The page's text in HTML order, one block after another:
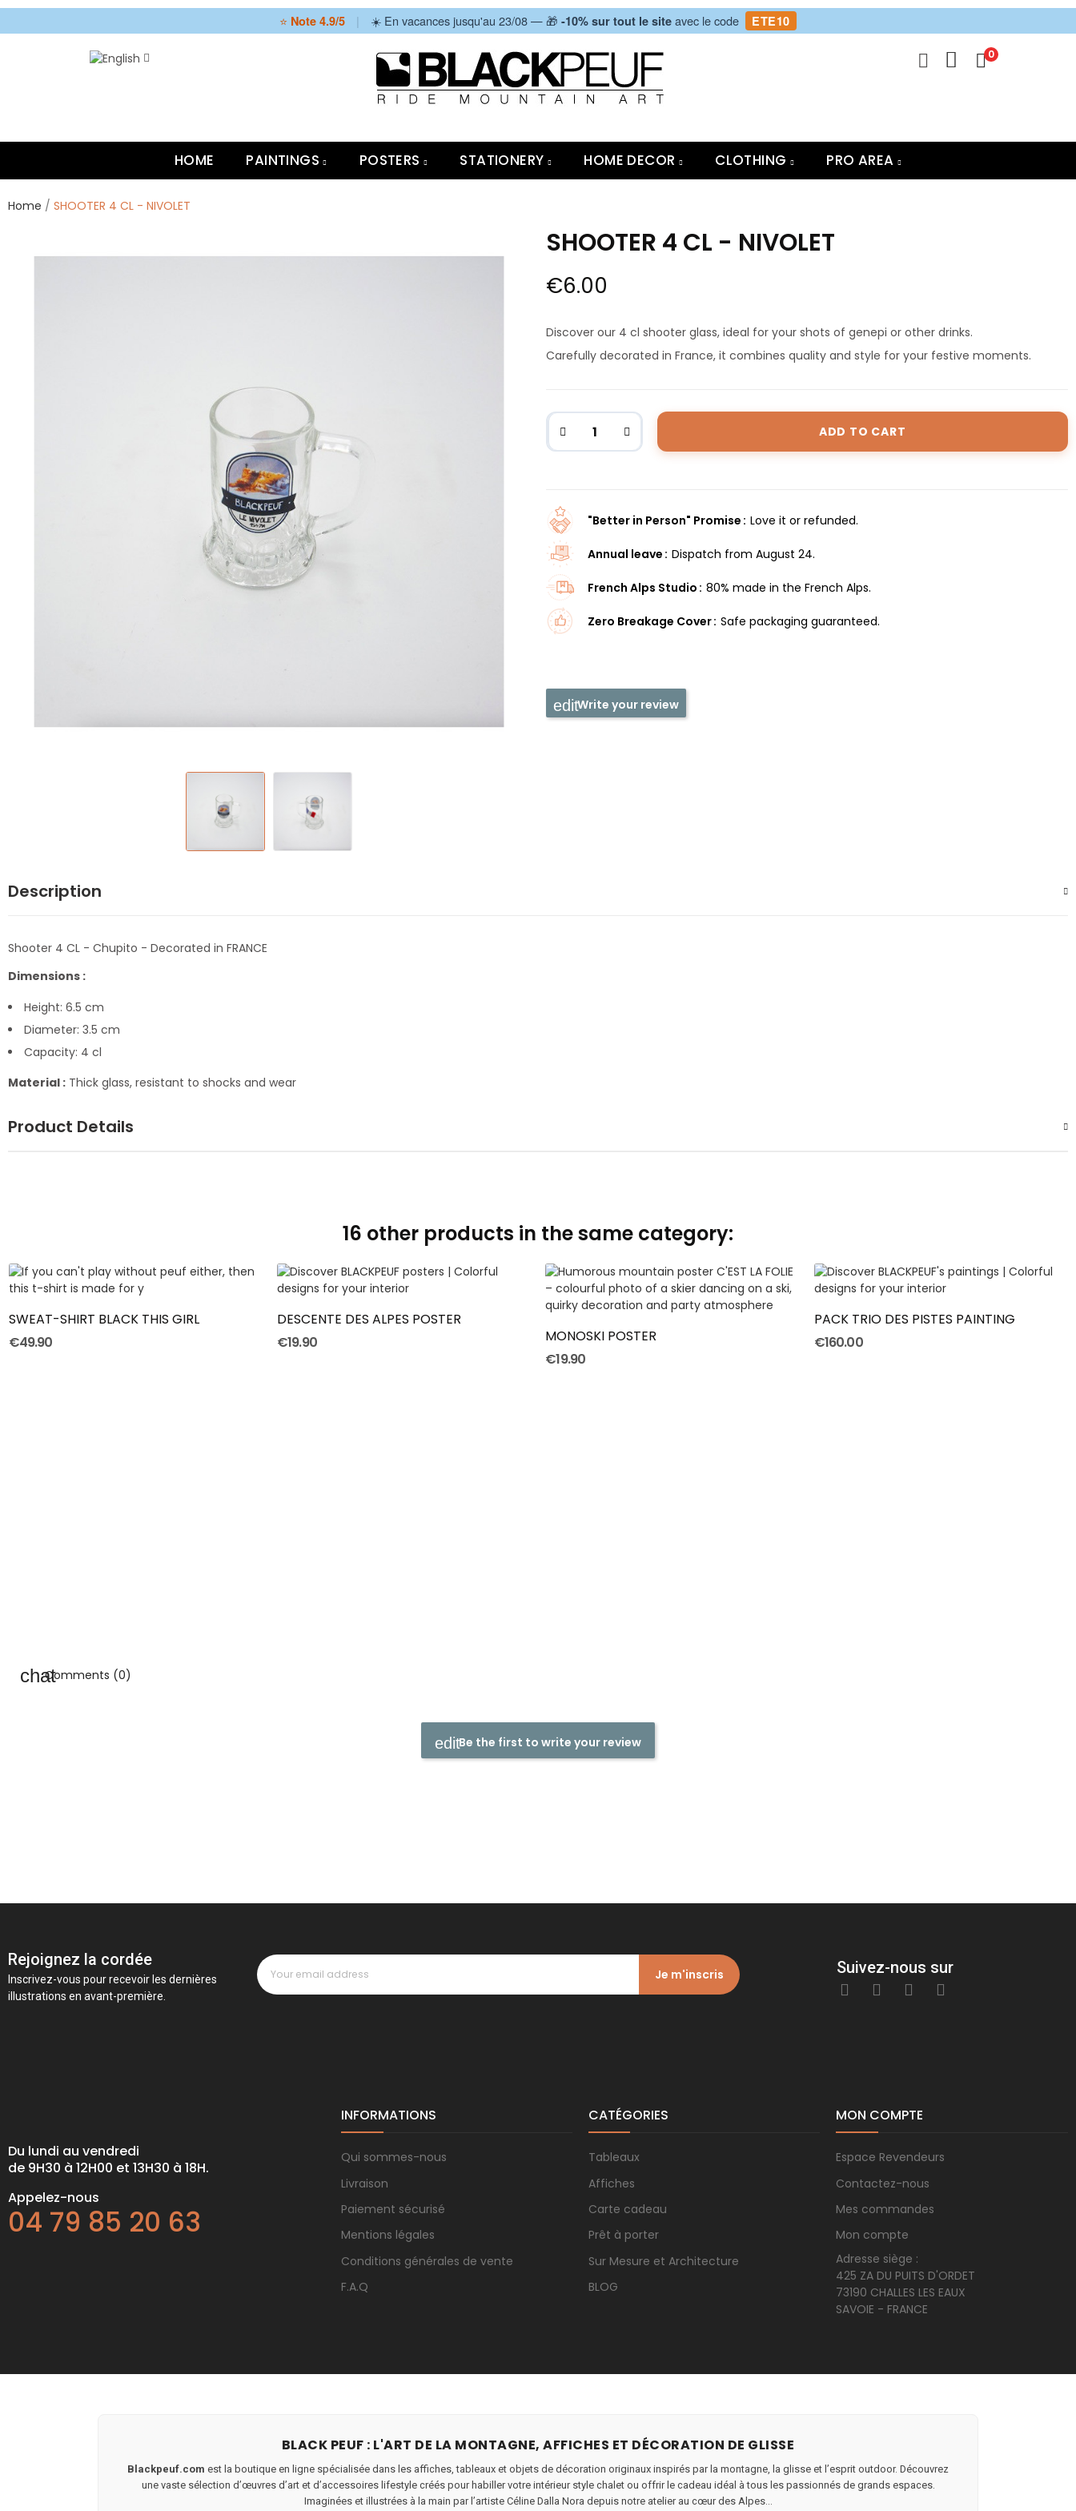
⭐ Note 4.9/5 | ☀️ En vacances jusqu'au 23/08 — 🎁-10% sur tout le site avec le code ETE10
0
HOME PAINTINGS POSTERS STATIONERY HOME DECOR CLOTHING PRO AREA
Home SHOOTER 4 CL - NIVOLET
SHOOTER 4 CL - NIVOLET
€6.00
Discover our 4 cl shooter glass, ideal for your shots of genepi or other drinks.
Carefully decorated in France, it combines quality and style for your festive moments.
ADD TO CART
"Better in Person" Promise Love it or refunded.
Annual leave Dispatch from August 24.
French Alps Studio 80% made in the French Alps.
Zero Breakage Cover Safe packaging guaranteed.
Write your review
Description
Shooter 4 CL - Chupito - Decorated in FRANCE
Dimensions :
Height: 6.5 cm
Diameter: 3.5 cm
Capacity: 4 cl
Material : Thick glass, resistant to shocks and wear
Product Details
16 other products in the same category:
SWEAT-SHIRT BLACK THIS GIRL
€49.90
DESCENTE DES ALPES POSTER
€19.90
ADD TO CART
MONOSKI POSTER
€19.90
ADD TO CART
PACK TRIO DES PISTES PAINTING
€160.00
Comments (0)
Be the first to write your review
Rejoignez la cordée
Inscrivez-vous pour recevoir les dernières
illustrations en avant-première.
Je m'inscris Suivez-nous sur
Du lundi au vendredi
de 9H30 à 12H00 et 13H30 à 18H.
Appelez-nous
04 79 85 20 63
INFORMATIONS
Qui sommes-nous
Livraison
Paiement sécurisé
Mentions légales
Conditions générales de vente
F.A.Q
CATÉGORIES
Tableaux
Affiches
Carte cadeau
Prêt à porter
Sur Mesure et Architecture
BLOG
MON COMPTE
Espace Revendeurs
Contactez-nous
Mes commandes
Mon compte
Adresse siège :
425 ZA DU PUITS D'ORDET
73190 CHALLES LES EAUX
SAVOIE - FRANCE
BLACK PEUF : L'ART DE LA MONTAGNE, AFFICHES ET DÉCORATION DE GLISSE
Blackpeuf.com est la boutique en ligne spécialisée dans les affiches, tableaux et objets de décoration originaux inspirés par la montagne, la glisse et l’esprit outdoor. Découvrez
une vaste sélection d’œuvres d’art et d’accessoires lifestyle créés pour habiller votre intérieur style chalet ou offrir le cadeau idéal à tous les passionnés de grands espaces.
Imaginées et illustrées à la main par l’artiste Céline Dalla Nora depuis notre atelier au cœur des Alpes...